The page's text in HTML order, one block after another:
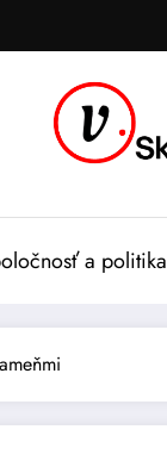
a politika